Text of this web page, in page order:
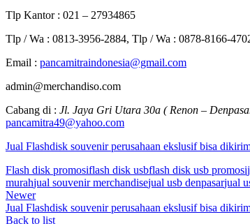
Tlp Kantor : 021 – 27934865
Tlp / Wa : 0813-3956-2884, Tlp / Wa : 0878-8166-
Email : pancamitraindonesia@gmail.com
admin@merchandiso.com
Cabang di : Jl. Jaya Gri Utara 30a ( Renon –
pancamitra49@yahoo.com
Jual Flashdisk souvenir perusahaan ekslusif bisa
Flash disk promosiflash disk usbflash disk usb promosi
murahjual souvenir merchandisejual usb denpasarjual
Newer
Jual Flashdisk souvenir perusahaan ekslusif bisa
Back to list